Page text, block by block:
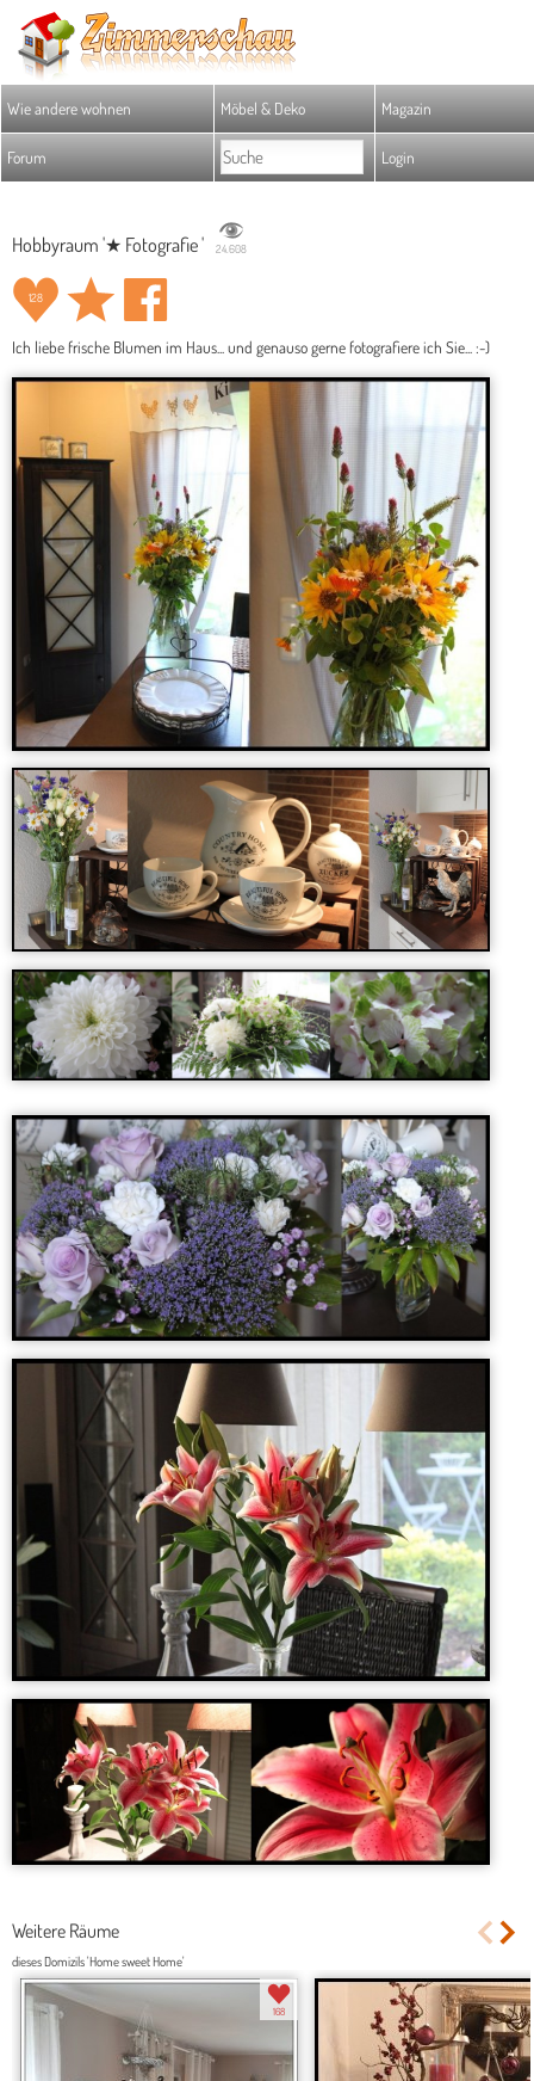
Wie andere wohnen Möbel & Deko Magazin
Forum Login
Hobbyraum '★ Fotografie ' 24.608
128
Ich liebe frische Blumen im Haus... und genauso gerne fotografiere ich Sie... :-)
Weitere Räume
dieses Domizils 'Home sweet Home'
168